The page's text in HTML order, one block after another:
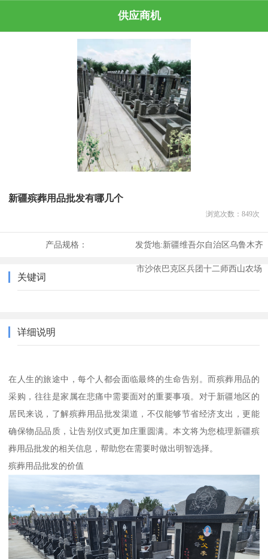
供应商机
新疆殡葬用品批发有哪几个
浏览次数： 849次
产品规格： 发货地:新疆维吾尔自治区乌鲁木齐
市沙依巴克区兵团十二师西山农场
关键词
详细说明
在人生的旅途中，每个人都会面临最终的生命告别。而殡葬用品的
采购，往往是家属在悲痛中需要面对的重要事项。对于新疆地区的
居民来说，了解殡葬用品批发渠道，不仅能够节省经济支出，更能
确保物品品质，让告别仪式更加庄重圆满。本文将为您梳理新疆殡
葬用品批发的相关信息，帮助您在需要时做出明智选择。
殡葬用品批发的价值